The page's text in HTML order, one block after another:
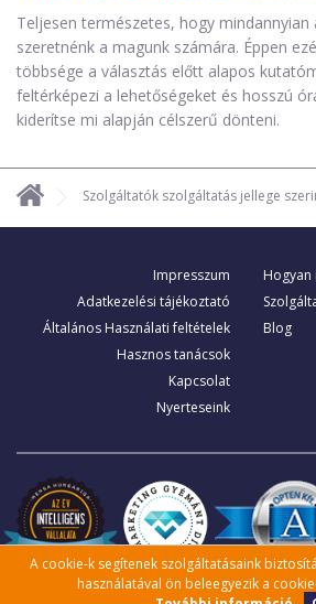
Teljesen természetes, hogy
szeretnénk a magunk számára. Éppen
többsége a választás előtt alapos
feltérképezi a lehetőségeket és hosszú
kiderítse mi alapján célszerű dönteni.
Szolgáltatók szolgáltatás jellege
Impresszum
Adatkezelési tájékoztató
Általános Használati feltételek
Hasznos tanácsok
Kapcsolat
Nyerteseink
Blog
A cookie-k segítenek szolgáltatásaink
használatával ön beleegyezik a